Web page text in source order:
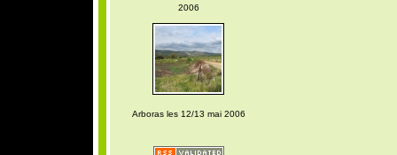
2006
Arboras les 12/13 mai 2006